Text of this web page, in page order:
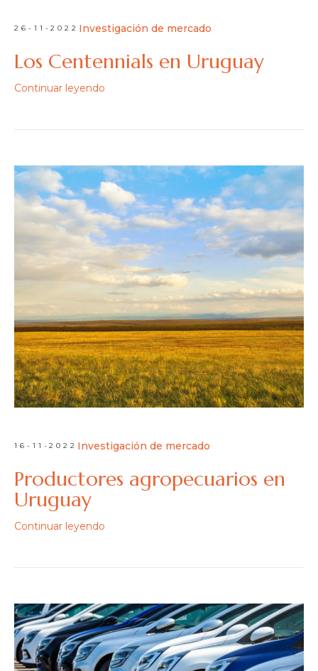
26-11-2022 Investigación de mercado
Los Centennials en Uruguay
Continuar leyendo
16-11-2022 Investigación de mercado
Productores agropecuarios en
Uruguay
Continuar leyendo